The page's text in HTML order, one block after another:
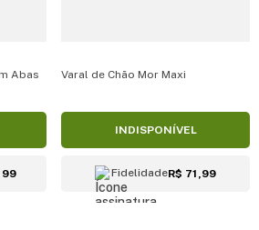
Abas Varal de Chão Mor Maxi
INDISPONÍVEL
FidelidadeR$ 71,99